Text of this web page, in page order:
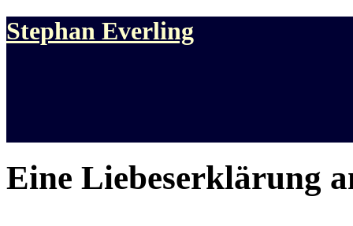
Stephan Everling
Eine Liebeserklärung